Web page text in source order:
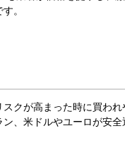
。
クが高まった時に買われ
、米ドルやユーロが安全